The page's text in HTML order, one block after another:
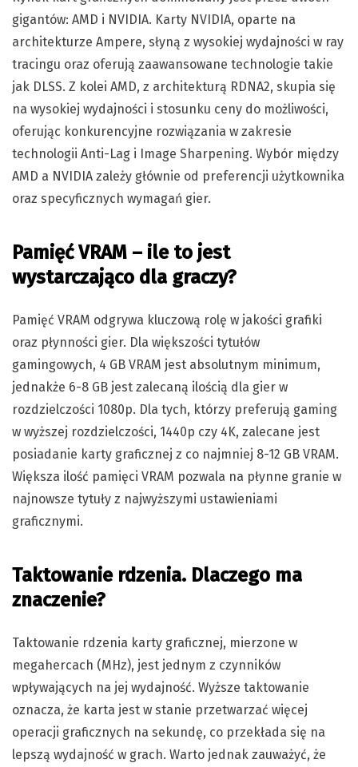
gigantów: AMD i NVIDIA. Karty NVIDIA, oparte na
architekturze Ampere, słyną z wysokiej wydajności w ray
tracingu oraz oferują zaawansowane technologie takie
jak DLSS. Z kolei AMD, z architekturą RDNA2, skupia się
na wysokiej wydajności i stosunku ceny do możliwości,
oferując konkurencyjne rozwiązania w zakresie
technologii Anti-Lag i Image Sharpening. Wybór między
AMD a NVIDIA zależy głównie od preferencji użytkownika
oraz specyficznych wymagań gier.
Pamięć VRAM – ile to jest
wystarczająco dla graczy?
Pamięć VRAM odgrywa kluczową rolę w jakości grafiki
oraz płynności gier. Dla większości tytułów
gamingowych, 4 GB VRAM jest absolutnym minimum,
jednakże 6-8 GB jest zalecaną ilością dla gier w
rozdzielczości 1080p. Dla tych, którzy preferują gaming
w wyższej rozdzielczości, 1440p czy 4K, zalecane jest
posiadanie karty graficznej z co najmniej 8-12 GB VRAM.
Większa ilość pamięci VRAM pozwala na płynne granie w
najnowsze tytuły z najwyższymi ustawieniami
graficznymi.
Taktowanie rdzenia. Dlaczego ma
znaczenie?
Taktowanie rdzenia karty graficznej, mierzone w
megahercach (MHz), jest jednym z czynników
wpływających na jej wydajność. Wyższe taktowanie
oznacza, że karta jest w stanie przetwarzać więcej
operacji graficznych na sekundę, co przekłada się na
lepszą wydajność w grach. Warto jednak zauważyć, że